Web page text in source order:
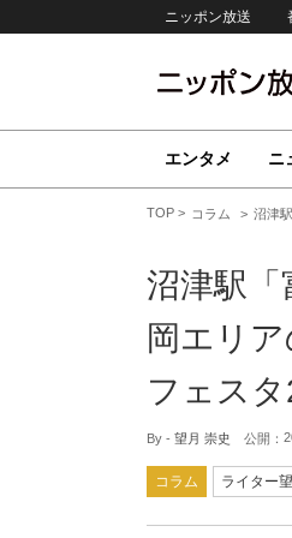
ニッポン放送
エンタメ ニ
TOP コラム 沼津
沼津駅「
岡エリ
フェス
By - 望月 崇史 公開：
コラム ライター